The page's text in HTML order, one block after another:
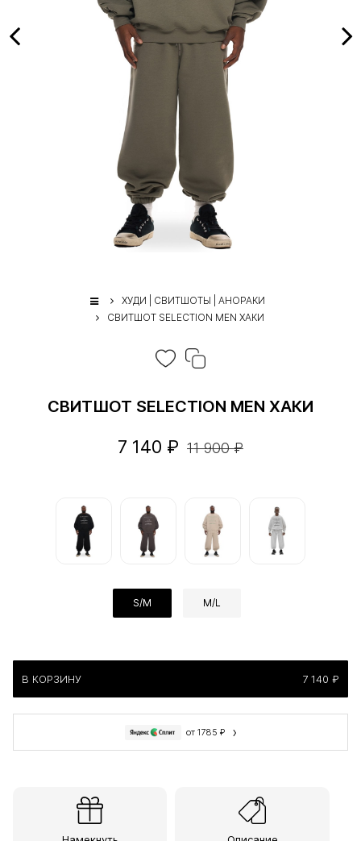
ХУДИ | СВИТШОТЫ | АНОРАКИ
СВИТШОТ SELECTION MEN ХАКИ
СВИТШОТ SELECTION MEN ХАКИ
7 140 ₽ 11 900 ₽
S/M M/L
В КОРЗИНУ 7 140 ₽
от 1785 ₽ ›